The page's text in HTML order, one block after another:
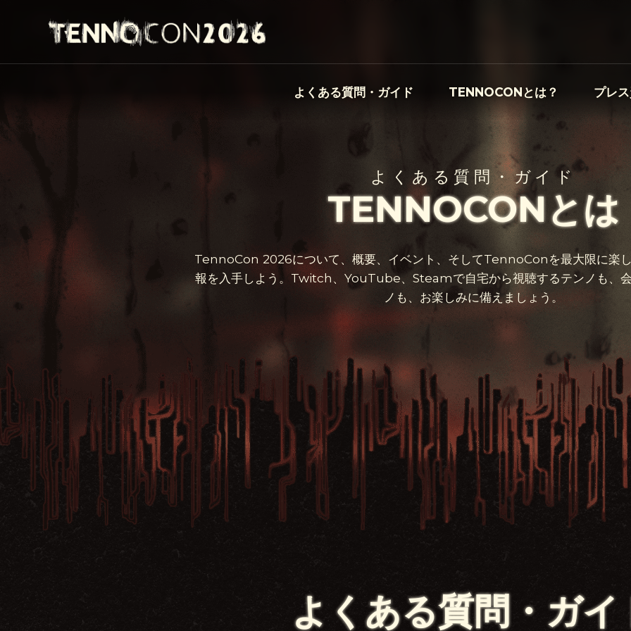
よくある質問・ガイド TENNOCONとは？ プレ
よくある質問・ガイド
TENNOCONとは
TennoCon 2026について、概要、イベント、そしてTennoConを最大限に楽
報を入手しよう。Twitch、YouTube、Steamで自宅から視聴するテンノも、
ノも、お楽しみに備えましょう。
よくある質問・ガイ